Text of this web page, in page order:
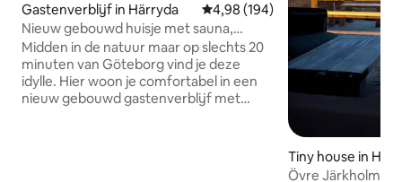
Gastenverblijf in Härryda Gemiddelde beoordeling van
4,98 (194)
Nieuw gebouwd huisje met sauna,
badkuip en eigen aanlegsteiger
Midden in de natuur maar op slechts 20
minuten van Göteborg vind je deze
idylle. Hier woon je comfortabel in een
nieuw gebouwd gastenverblijf met
Tiny house in
Övre Järkholmen